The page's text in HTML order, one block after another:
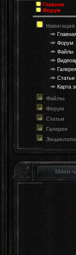
Главная
Форум
Навигация
Форум
Файлы
Статьи
Карта
Файлы
Форум
Статьи
Галерея
Мини-